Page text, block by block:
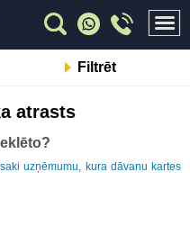
Filtrēt
atrasts
uzņēmumu, kura dāvanu kartes